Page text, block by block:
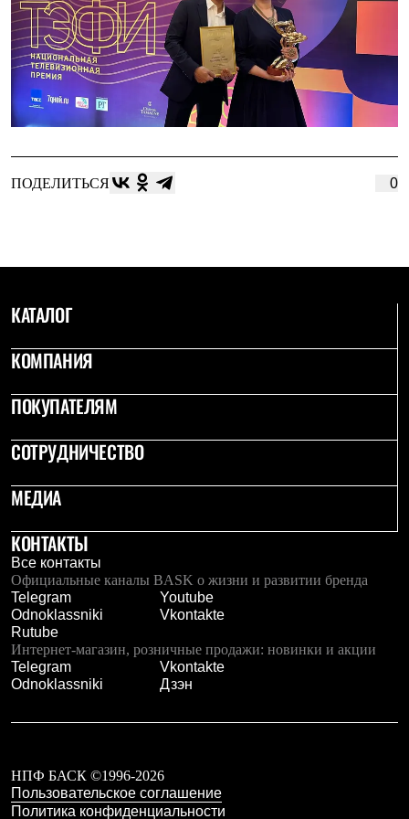
ПОДЕЛИТЬСЯ 0
КАТАЛОГ
КОМПАНИЯ
ПОКУПАТЕЛЯМ
СОТРУДНИЧЕСТВО
МЕДИА
КОНТАКТЫ
Все контакты
Официальные каналы BASK о жизни и развитии бренда
Telegram
Youtube
Odnoklassniki
Vkontakte
Rutube
Интернет-магазин, розничные продажи: новинки и акции
Telegram
Vkontakte
Odnoklassniki
Дзэн
НПФ БАСК ©1996-2026
Пользовательское соглашение
Политика конфиденциальности